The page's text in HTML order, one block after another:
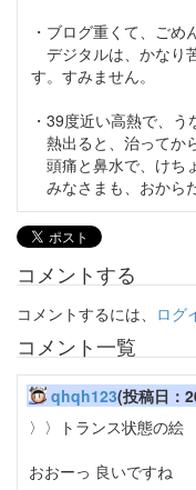
・ブログ重くて、ごめ
デジタルは、かなり
す。すみません。
・39度近い高熱で、う
熱出ると、治ってか
頭痛と鼻水で、けち
みなさまも、おから
コメントする
コメントするには、 ログ
コメント一覧
qhqh123(投稿日：
〉〉トランス状態の絵
おおーっ 良いですね